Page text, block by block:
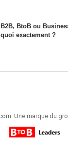
B2B, BtoB ou
quoi exactement ?
Une marque du